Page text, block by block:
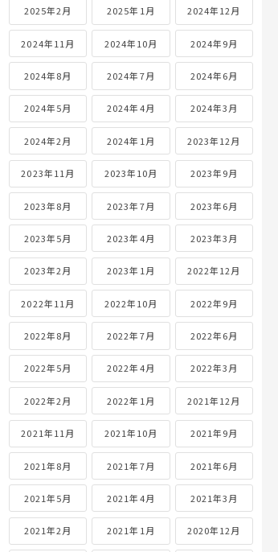
2025年2月 2025年1月 2024年12月
2024年11月 2024年10月 2024年9月
2024年8月 2024年7月 2024年6月
2024年5月 2024年4月 2024年3月
2024年2月 2024年1月 2023年12月
2023年11月 2023年10月 2023年9月
2023年8月 2023年7月 2023年6月
2023年5月 2023年4月 2023年3月
2023年2月 2023年1月 2022年12月
2022年11月 2022年10月 2022年9月
2022年8月 2022年7月 2022年6月
2022年5月 2022年4月 2022年3月
2022年2月 2022年1月 2021年12月
2021年11月 2021年10月 2021年9月
2021年8月 2021年7月 2021年6月
2021年5月 2021年4月 2021年3月
2021年2月 2021年1月 2020年12月